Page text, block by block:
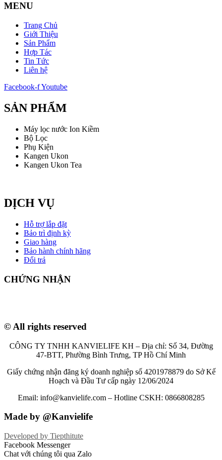
MENU
Trang Chủ
Giới Thiệu
Sản Phẩm
Hợp Tác
Tin Tức
Liên hệ
Facebook-fYoutube
SẢN PHẨM
Máy lọc nước Ion Kiềm
Bộ Lọc
Phụ Kiện
Kangen Ukon
Kangen Ukon Tea
DỊCH VỤ
Hỗ trợ lắp đặt
Bảo trì định kỳ
Giao hàng
Bảo hành chính hãng
Đổi trả
CHỨNG NHẬN
© All rights reserved
CÔNG TY TNHH KANVIELIFE KH – Địa chỉ: Số 34, Đường
47-BTT, Phường Bình Trưng, TP Hồ Chí Minh
Giấy chứng nhận đăng ký doanh nghiệp số 4201978879 do Sở Kế
Hoạch và Đầu Tư cấp ngày 12/06/2024
Email: info@kanvielife.com – Hotline CSKH: 0866808285
Made by @Kanvielife
Developed by Tiepthitute
Facebook Messenger
Chat với chúng tôi qua Zalo